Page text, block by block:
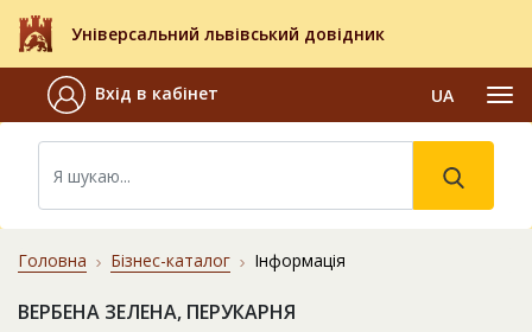
Універсальний львівський довідник
Вхід в кабінет UA
Головна Бізнес-каталог Інформація
ВЕРБЕНА ЗЕЛЕНА, ПЕРУКАРНЯ